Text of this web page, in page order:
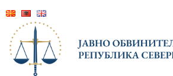
content